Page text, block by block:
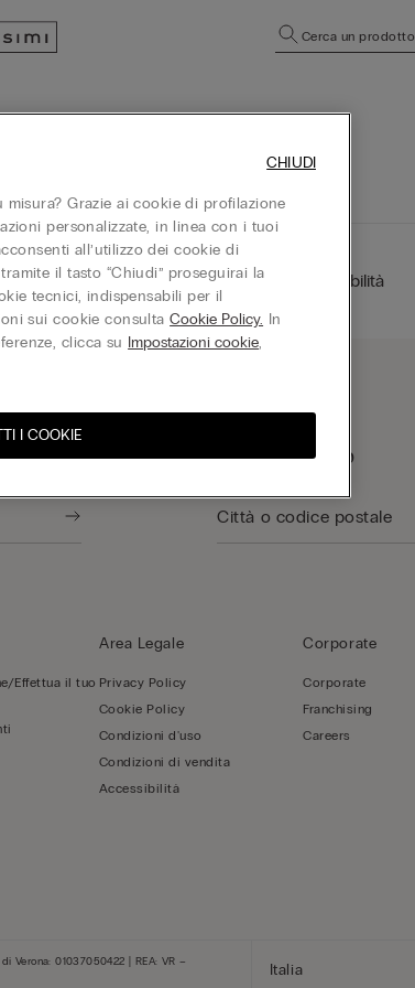
Cerca un prodotto
Sostenibilità
Trova un negozio
Effettua il tuo
Area Legale
Privacy Policy
Cookie Policy
Condizioni d'uso
Condizioni di vendita
Accessibilità
Corporate
Corporate
Franchising
Careers
Verona: 01037050422 | REA: VR –
Italia
misura? Grazie ai cookie di profilazione
personalizzate, in linea con i tuoi
all’utilizzo dei cookie di
il tasto “Chiudi” proseguirai la
tecnici, indispensabili per il
sui cookie consultaCookie Policy. In
clicca su Impostazioni cookie,
I COOKIE
CHIUDI